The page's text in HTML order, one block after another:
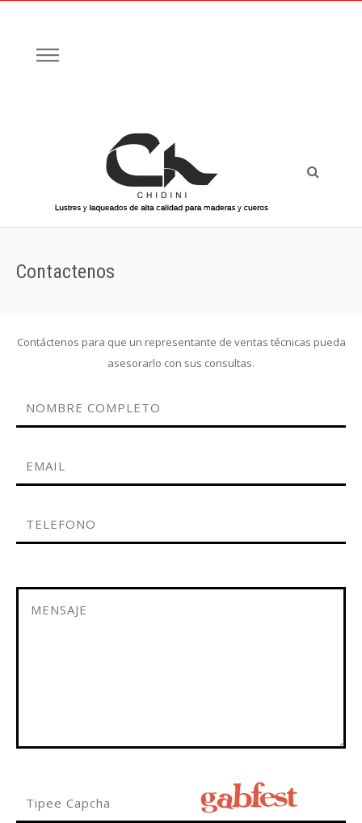
Contactenos
Contáctenos para que un representante de ventas técnicas pueda
asesorarlo con sus consultas.